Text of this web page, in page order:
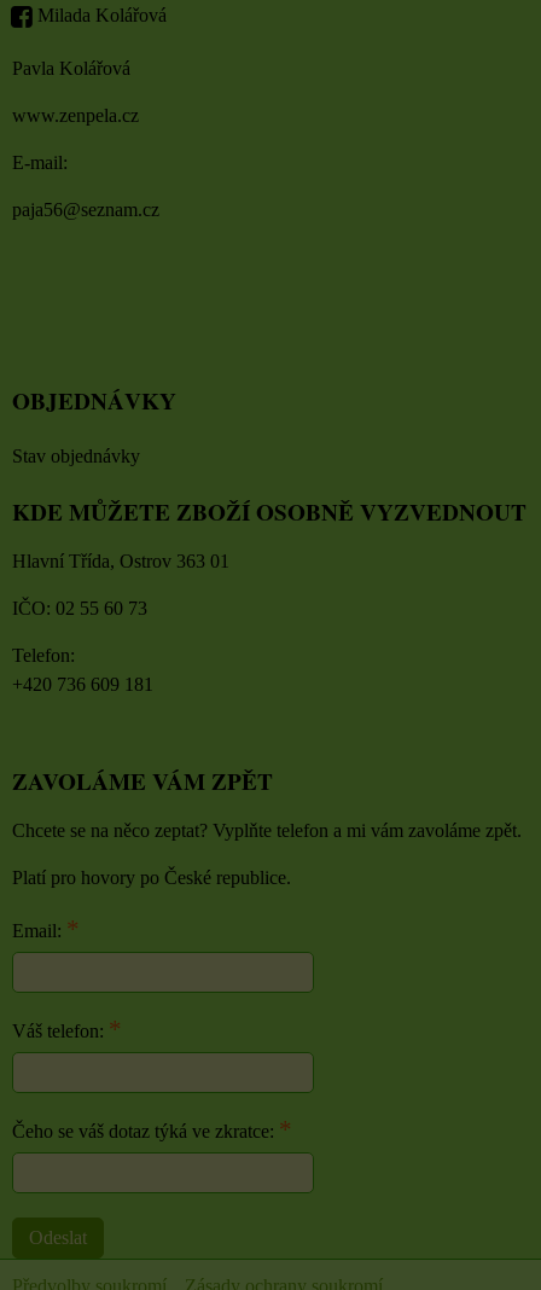
Milada Kolářová
Pavla Kolářová
www.zenpela.cz
E-mail:
paja56@seznam.cz
OBJEDNÁVKY
Stav objednávky
KDE MŮŽETE ZBOŽÍ OSOBNĚ VYZVEDNOUT
Hlavní Třída, Ostrov 363 01
IČO: 02 55 60 73
Telefon:
+420 736 609 181
ZAVOLÁME VÁM ZPĚT
Chcete se na něco zeptat? Vyplňte telefon a mi vám zavoláme zpět.
Platí pro hovory po České republice.
Email: *
Váš telefon: *
Čeho se váš dotaz týká ve zkratce: *
Odeslat